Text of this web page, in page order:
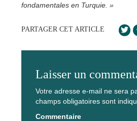
fondamentales en Turquie. »
PARTAGER CET ARTICLE
Laisser un
Votre adresse e-mail ne sera
champs obligatoires sont
Commentaire